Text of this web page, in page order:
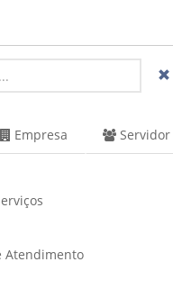
Empresa Servidor
Atendimento